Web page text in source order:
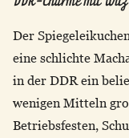
Der
eine schlichte
in der DDR ein
wenigen Mitteln
Betriebsfesten,